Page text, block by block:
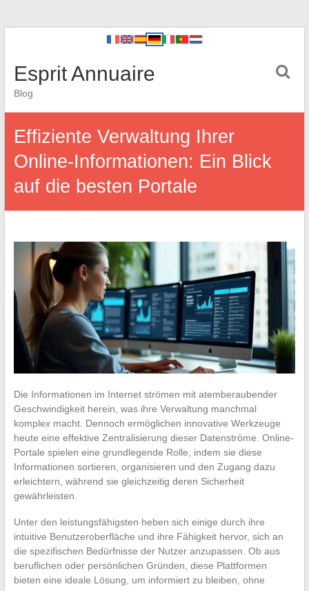
Esprit Annuaire
Blog
Effiziente Verwaltung Ihrer
Online-Informationen: Ein Blick
auf die besten Portale
Die Informationen im Internet strömen mit atemberaubender
Geschwindigkeit herein, was ihre Verwaltung manchmal
komplex macht. Dennoch ermöglichen innovative Werkzeuge
heute eine effektive Zentralisierung dieser Datenströme. Online-
Portale spielen eine grundlegende Rolle, indem sie diese
Informationen sortieren, organisieren und den Zugang dazu
erleichtern, während sie gleichzeitig deren Sicherheit
gewährleisten.
Unter den leistungsfähigsten heben sich einige durch ihre
intuitive Benutzeroberfläche und ihre Fähigkeit hervor, sich an
die spezifischen Bedürfnisse der Nutzer anzupassen. Ob aus
beruflichen oder persönlichen Gründen, diese Plattformen
bieten eine ideale Lösung, um informiert zu bleiben, ohne